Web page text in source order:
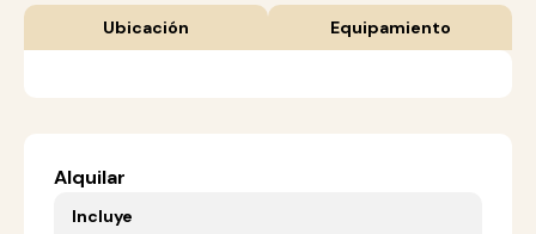
Ubicación Equipamiento
Alquilar
Incluye